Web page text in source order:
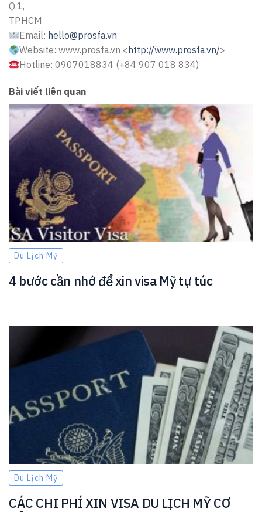
Q.1,
TP.HCM
Email: hello@prosfa.vn
Website: www.prosfa.vn < http://www.prosfa.vn/>
Hotline: 0907018834 (+84 907 018 834)
Bài viết liên quan
Du Lịch Mỹ
4 bước cần nhớ để xin visa Mỹ tự túc
Du Lịch Mỹ
CÁC CHI PHÍ XIN VISA DU LỊCH MỸ CƠ